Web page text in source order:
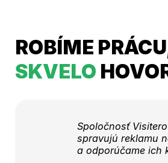
ROBÍME
SKVELO
Spoločnosť
spravujú reklamu
a odporúčame ich